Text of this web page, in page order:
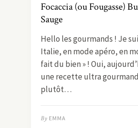
Focaccia (ou Fougasse)
Sauge
Hello les gourmands ! Je
Italie, en mode apéro, en
fait du bien » ! Oui,
une recette ultra
plutôt…
By EMMA